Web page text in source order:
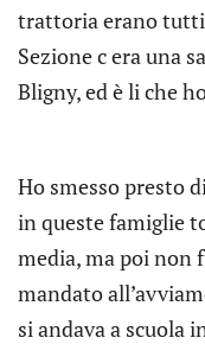
trattoria erano
Sezione c era una
Bligny, ed è li che
Ho smesso presto
in queste famiglie
media, ma poi non
mandato
si andava a scuola